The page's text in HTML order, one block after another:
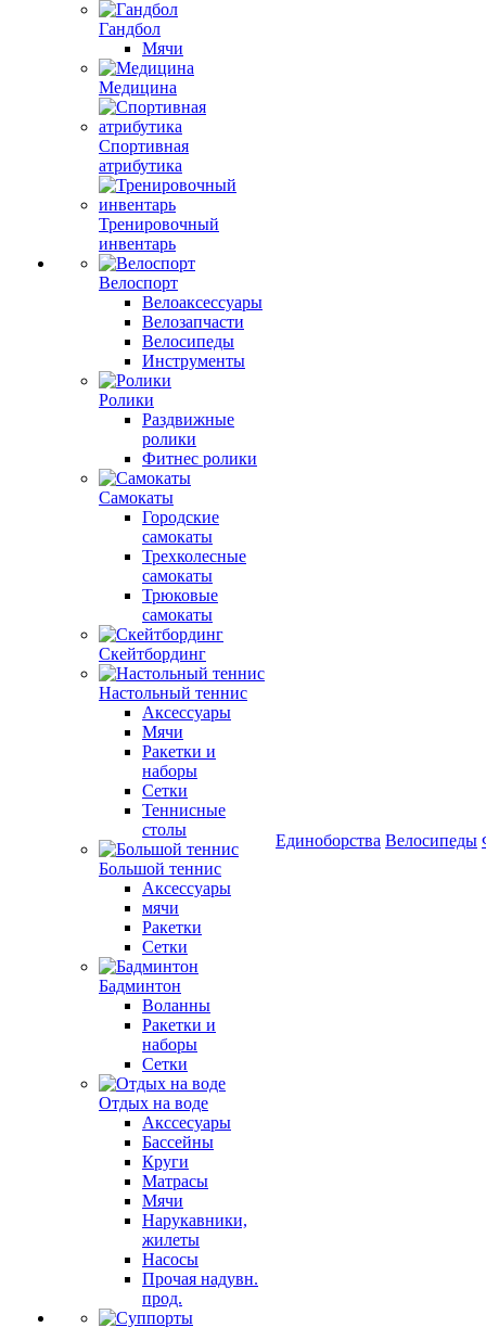
Гандбол
Мячи
Медицина
Спортивная
атрибутика
Тренировочный
инвентарь
Велоспорт
Велоаксессуары
Велозапчасти
Велосипеды
Инструменты
Ролики
Раздвижные
ролики
Фитнес ролики
Самокаты
Городские
самокаты
Трехколесные
самокаты
Трюковые
самокаты
Скейтбординг
Настольный теннис
Аксессуары
Мячи
Ракетки и
наборы
Сетки
Теннисные
столы
Большой теннис
Аксессуары
мячи
Ракетки
Сетки
Бадминтон
Воланны
Ракетки и
наборы
Сетки
Отдых на воде
Акссесуары
Бассейны
Круги
Матрасы
Мячи
Нарукавники,
жилеты
Насосы
Прочая надувн.
прод.
Единоборства Велосипеды